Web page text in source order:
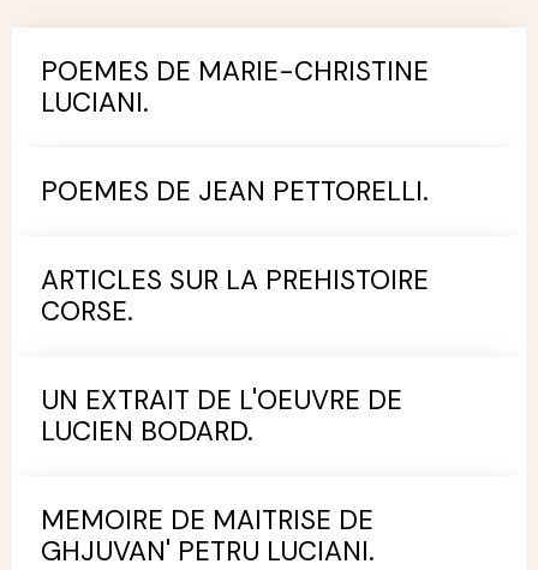
POEMES DE MARIE-CHRISTINE
LUCIANI.
POEMES DE JEAN PETTORELLI.
ARTICLES SUR LA PREHISTOIRE
CORSE.
UN EXTRAIT DE L'OEUVRE DE
LUCIEN BODARD.
MEMOIRE DE MAITRISE DE
GHJUVAN' PETRU LUCIANI.